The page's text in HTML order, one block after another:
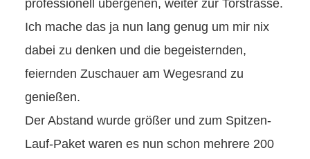
professionell übergenen, weiter zur Torstrasse.
Ich mache das ja nun lang genug um mir nix
dabei zu denken und die begeisternden,
feiernden Zuschauer am Wegesrand zu
genießen.
Der Abstand wurde größer und zum Spitzen-
Lauf-Paket waren es nun schon mehrere 200